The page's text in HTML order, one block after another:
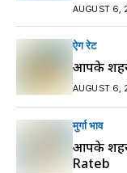
AUGUST 6,
ऐग रेट
आपके
AUGUST 6,
मुर्गा भाव
आपके
Rateb